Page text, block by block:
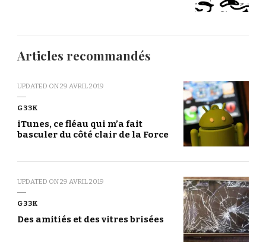
Articles recommandés
UPDATED ON29 AVRIL 2019
G33K
iTunes, ce fléau qui m’a fait
basculer du côté clair de la Force
UPDATED ON29 AVRIL 2019
G33K
Des amitiés et des vitres brisées